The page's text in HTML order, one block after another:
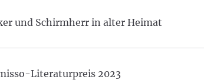
und Schirmherr in alter Heimat
Literaturpreis 2023